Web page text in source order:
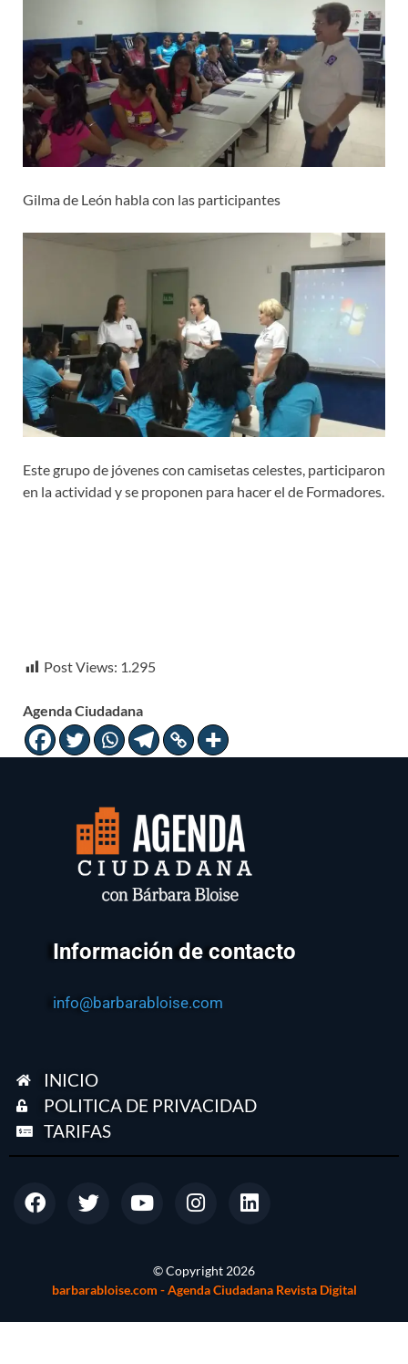
Gilma de León habla con las participantes
Este grupo de jóvenes con camisetas celestes, participaron
en la actividad y se proponen para hacer el de Formadores.
Post Views: 1.295
Agenda Ciudadana
Información de contacto
info@barbarabloise.com
INICIO
POLITICA DE PRIVACIDAD
TARIFAS
© Copyright 2026
barbarabloise.com - Agenda Ciudadana Revista Digital